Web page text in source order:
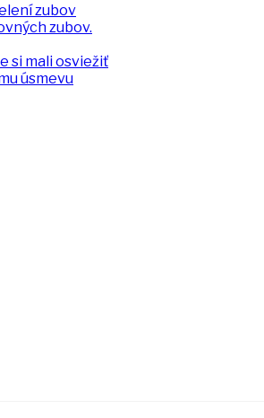
zubov
zubov.
si mali osviežiť
úsmevu